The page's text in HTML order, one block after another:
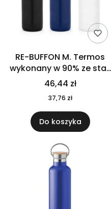
RE-BUFFON M. Termos
wykonany w 90% ze stali
nierdzewnej
pochodzącej z
recyklingu 520 ml 94294
46,44 zł
37,76 zł
Do koszyka